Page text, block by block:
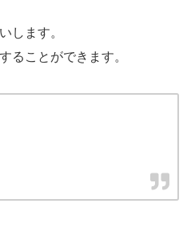
します。
ることができます。